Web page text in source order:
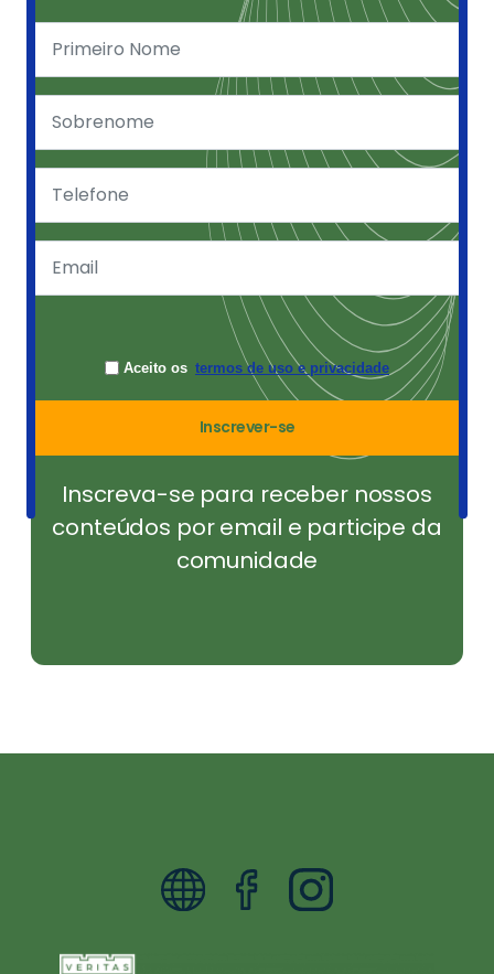
Aceito os termos de uso e privacidade
Inscrever-se
Inscreva-se para receber nossos
conteúdos por email e participe da
comunidade